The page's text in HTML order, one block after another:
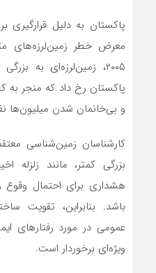
پاکستان به دلیل قرارگیری
معرض خطر زمین‌لرزه‌های
و بی‌خانمان شدن میلیون‌ها
کارشناسان زمین‌شناسی
بزرگی کمتر، مانند زلزله
هشداری برای احتمال وقوع
باشد. بنابراین، تقویت
عمومی در مورد رفتارهای
ویژه‌ای برخوردار است.